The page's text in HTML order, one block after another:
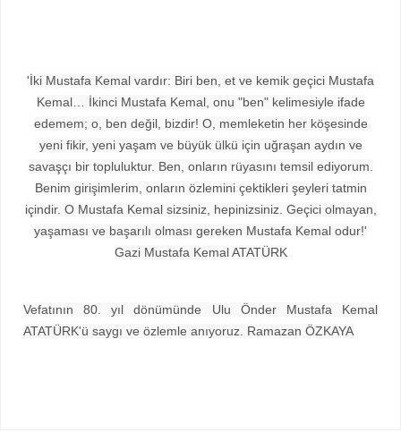
'İki Mustafa Kemal vardır: Biri ben, et ve kemik geçici Mustafa
Kemal… İkinci Mustafa Kemal, onu "ben" kelimesiyle ifade
edemem; o, ben değil, bizdir! O, memleketin her köşesinde
yeni fikir, yeni yaşam ve büyük ülkü için uğraşan aydın ve
savaşçı bir topluluktur. Ben, onların rüyasını temsil ediyorum.
Benim girişimlerim, onların özlemini çektikleri şeyleri tatmin
içindir. O Mustafa Kemal sizsiniz, hepinizsiniz. Geçici olmayan,
yaşaması ve başarılı olması gereken Mustafa Kemal odur!'
Gazi Mustafa Kemal ATATÜRK
Vefatının 80. yıl dönümünde Ulu Önder Mustafa Kemal
ATATÜRK'ü saygı ve özlemle anıyoruz. Ramazan ÖZKAYA